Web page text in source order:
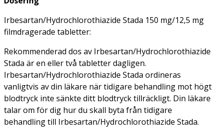
Irbesartan/Hydrochlorothiazide Stada 150 mg/12,5 mg
filmdragerade tabletter:
Rekommenderad dos av Irbesartan/Hydrochlorothiazide
Stada är en eller två tabletter dagligen.
Irbesartan/Hydrochlorothiazide Stada ordineras
vanligtvis av din läkare när tidigare behandling mot högt
blodtryck inte sänkte ditt blodtryck tillräckligt. Din läkare
talar om för dig hur du skall byta från tidigare
behandling till Irbesartan/Hydrochlorothiazide Stada.